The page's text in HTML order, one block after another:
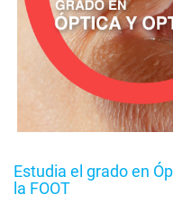
Estudia el grado en
la FOOT